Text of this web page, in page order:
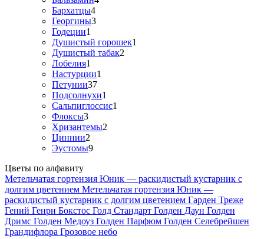
Бархатцы4
Георгины3
Годеции1
Душистый горошек1
Душистый табак2
Лобелия1
Настурции1
Петунии37
Подсолнухи1
Сальпиглоссис1
Флоксы3
Хризантемы2
Циннии2
Эустомы9
Цветы по алфавиту
Метельчатая гортензия Юник — раскидистый кустарник с
долгим цветением Метельчатая гортензия Юник —
раскидистый кустарник с долгим цветением Гарден Треже
Гений Генри Бокстос Голд Стандарт Голден Даун Голден
Дримс Голден Медоуз Голден Парфюм Голден Селебрейшен
Грандифлора Грозовое небо